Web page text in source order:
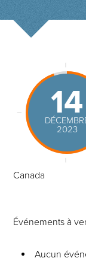
14
2023
Canada
Événements à
Aucun